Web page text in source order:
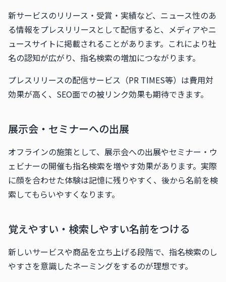
新サービスのリリース・受賞・実績など、ニュース性のあ
る情報をプレスリリースとして配信すると、メディアやニ
ュースサイトに掲載されることがあります。これにより社
名の認知が広がり、指名検索の増加につながります。
プレスリリースの配信サービス（PR TIMES等）は費用対
効果が高く、SEO面での被リンク効果も期待できます。
展示会・セミナーへの出展
オフラインの施策として、展示会への出展やセミナー・ウ
ェビナーの開催も指名検索を増やす効果があります。実際
に顔を合わせた体験は記憶に残りやすく、後から名前を検
索してもらいやすくなります。
覚えやすい・検索しやすい名前をつける
新しいサービスや商品を立ち上げる段階で、指名検索のし
やすさを意識したネーミングをするのが理想です。